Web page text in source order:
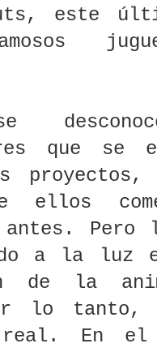
este
que se
proyectos,
ellos
antes.
a la luz
de la
lo tanto,
real. En el